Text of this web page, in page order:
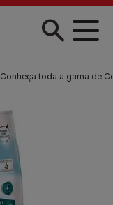
Conheça toda a gama de